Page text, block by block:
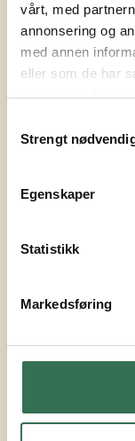
vårt, med
annonsering og
med annen
eller som de har
tjenestene deres.
Strengt
Egenskaper
Statistikk
Markedsføring
Er du
inn i
Adresse:
ARKITEKT